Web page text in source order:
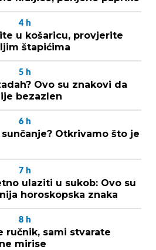
4 h
u košaricu, provjerite
štapićima
5 h
Ovo su znakovi da
bezazlen
6 h
Otkrivamo što je
7 h
ulaziti u sukob: Ovo su
horoskopska znaka
8 h
ručnik, sami stvarate
mirise